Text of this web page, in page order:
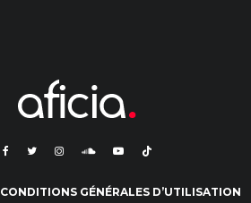
CONDITIONS GÉNÉRALES D’UTILISATION